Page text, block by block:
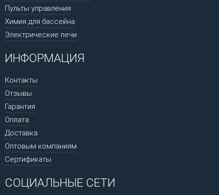
Пульты управления
Химия для бассейна
Электрические печи
ИНФОРМАЦИЯ
Контакты
Отзывы
Гарантия
Оплата
Доставка
Оптовым компаниям
Сертификаты
СОЦИАЛЬНЫЕ СЕТИ